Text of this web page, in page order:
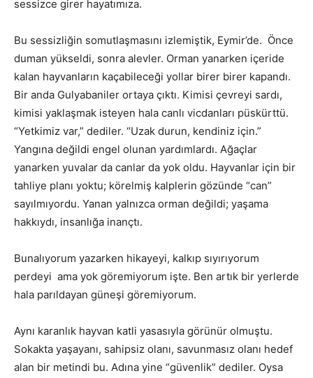
sessizce girer hayatımıza.
Bu sessizliğin somutlaşmasını izlemiştik, Eymir’de. Önce
duman yükseldi, sonra alevler. Orman yanarken içeride
kalan hayvanların kaçabileceği yollar birer birer kapandı.
Bir anda Gulyabaniler ortaya çıktı. Kimisi çevreyi sardı,
kimisi yaklaşmak isteyen hala canlı vicdanları püskürttü.
“Yetkimiz var,” dediler. “Uzak durun, kendiniz için.”
Yangına değildi engel olunan yardımlardı. Ağaçlar
yanarken yuvalar da canlar da yok oldu. Hayvanlar için bir
tahliye planı yoktu; körelmiş kalplerin gözünde “can”
sayılmıyordu. Yanan yalnızca orman değildi; yaşama
hakkıydı, insanlığa inançtı.
Bunalıyorum yazarken hikayeyi, kalkıp sıyırıyorum
perdeyi ama yok göremiyorum işte. Ben artık bir yerlerde
hala parıldayan güneşi göremiyorum.
Aynı karanlık hayvan katli yasasıyla görünür olmuştu.
Sokakta yaşayanı, sahipsiz olanı, savunmasız olanı hedef
alan bir metindi bu. Adına yine “güvenlik” dediler. Oysa